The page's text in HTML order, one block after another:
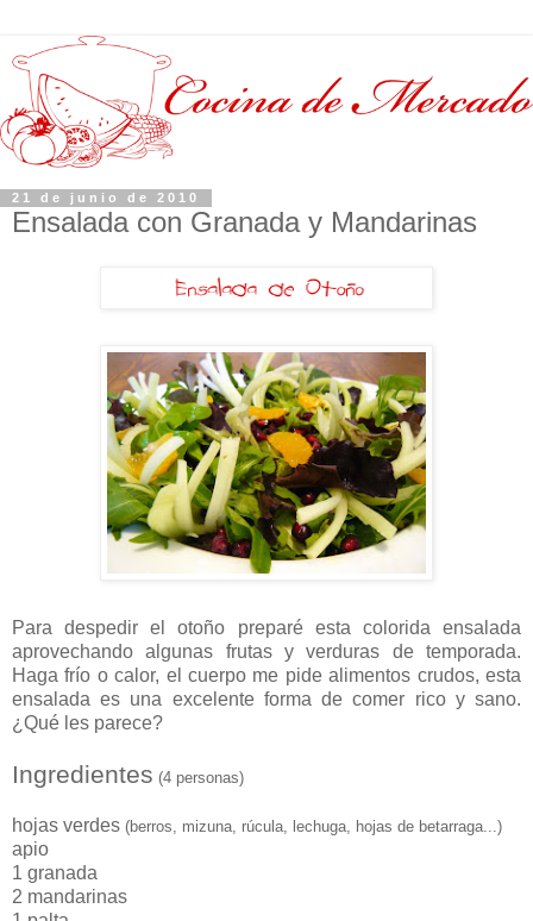
21 de junio de 2010
Ensalada con Granada y Mandarinas
Para despedir el otoño preparé esta colorida ensalada
aprovechando algunas frutas y verduras de temporada.
Haga frío o calor, el cuerpo me pide alimentos crudos, esta
ensalada es una excelente forma de comer rico y sano.
¿Qué les parece?
Ingredientes (4 personas)
hojas verdes (berros, mizuna, rúcula, lechuga, hojas de betarraga...)
apio
1 granada
2 mandarinas